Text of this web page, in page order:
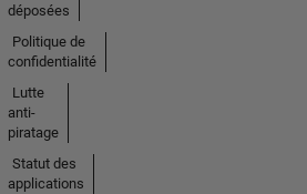
déposées
Politique de
confidentialité
Lutte
anti-
piratage
Statut des
applications